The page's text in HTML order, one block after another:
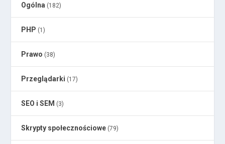
Ogólna (182)
PHP (1)
Prawo (38)
Przeglądarki (17)
SEO i SEM (3)
Skrypty społecznościowe (79)